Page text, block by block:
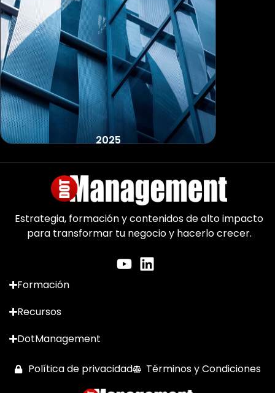
2025
Estrategia, formación y contenidos de alto impacto
para transformar tu negocio y hacerlo crecer.
Formación
Recursos
DotManagement
Política de privacidad Términos y Condiciones